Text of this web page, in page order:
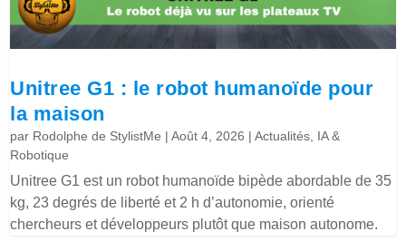
Unitree G1 : le robot humanoïde pour
la maison
par Rodolphe de StylistMe |Août 4, 2026 |Actualités IA &
Robotique
Unitree G1 est un robot humanoïde bipède abordable de 35
kg, 23 degrés de liberté et 2 h d’autonomie, orienté
chercheurs et développeurs plutôt que maison autonome.